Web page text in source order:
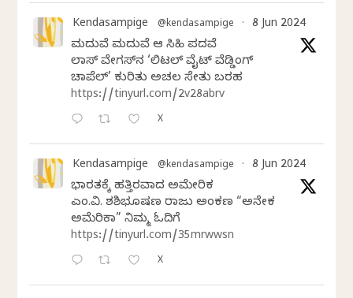
Kendasampige @kendasampige · 8 Jun 2024
ಮದುವೆ ಮದುವೆ ಆ ಸಿಹಿ ಪದವೆ
ಲಾಸ್‌ ವೇಗಸ್‌ನ ‘ಲಿಟಲ್ ವೈಟ್ ವೆಡ್ಡಿಂಗ್
ಚಾಪೆಲ್’ ಕುರಿತು ಅಚಲ ಸೇತು ಬರಹ
https://tinyurl.com/2v28abrv
X
Kendasampige @kendasampige · 8 Jun 2024
ಭಾರತಕ್ಕೆ ಹತ್ತಿರವಾದ ಅಮೇರಿಕ
ಎಂ.ವಿ. ಶಶಿಭೂಷಣ ರಾಜು ಅಂಕಣ “ಅನೇಕ
ಅಮೆರಿಕಾ” ನಿಮ್ಮ ಓದಿಗೆ
https://tinyurl.com/35mrwwsn
X